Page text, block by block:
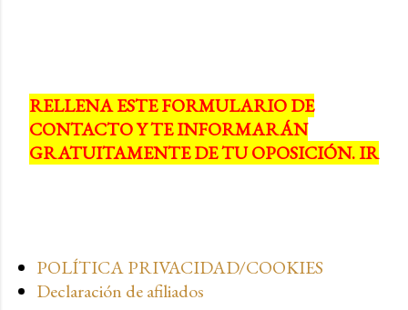
RELLENA ESTE FORMULARIO DE
CONTACTO Y TE INFORMARÁN
GRATUITAMENTE DE TU OPOSICIÓN. IR
POLÍTICA PRIVACIDAD/COOKIES
Declaración de afiliados